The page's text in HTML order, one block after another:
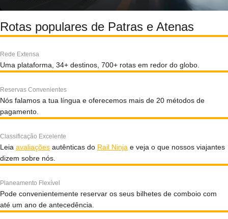
Rotas populares de Patras e Atenas
Rede Extensa
Uma plataforma, 34+ destinos, 700+ rotas em redor do globo.
Reservas Convenientes
Nós falamos a tua língua e oferecemos mais de 20 métodos de
pagamento.
Classificação Excelente
Leia avaliações autênticas do Rail Ninja e veja o que nossos viajantes
dizem sobre nós.
Planeamento Flexível
Pode convenientemente reservar os seus bilhetes de comboio com
até um ano de antecedência.